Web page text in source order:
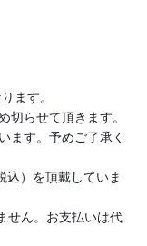
ます。
らせて頂きます。
ます。予めご了承く
）を頂戴していま
せん。お支払いは代